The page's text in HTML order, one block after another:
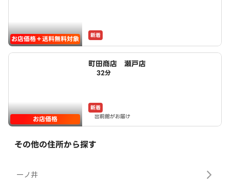
お店価格＋送料無料対象 新着
お店価格
町田商店 瀬戸店
32分
新着
出前館がお届け
その他の住所から探す
一ノ井